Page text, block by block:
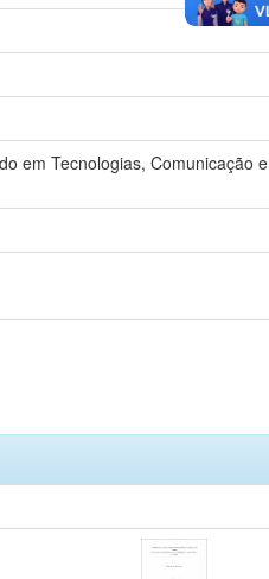
em Tecnologias, Comunicação e